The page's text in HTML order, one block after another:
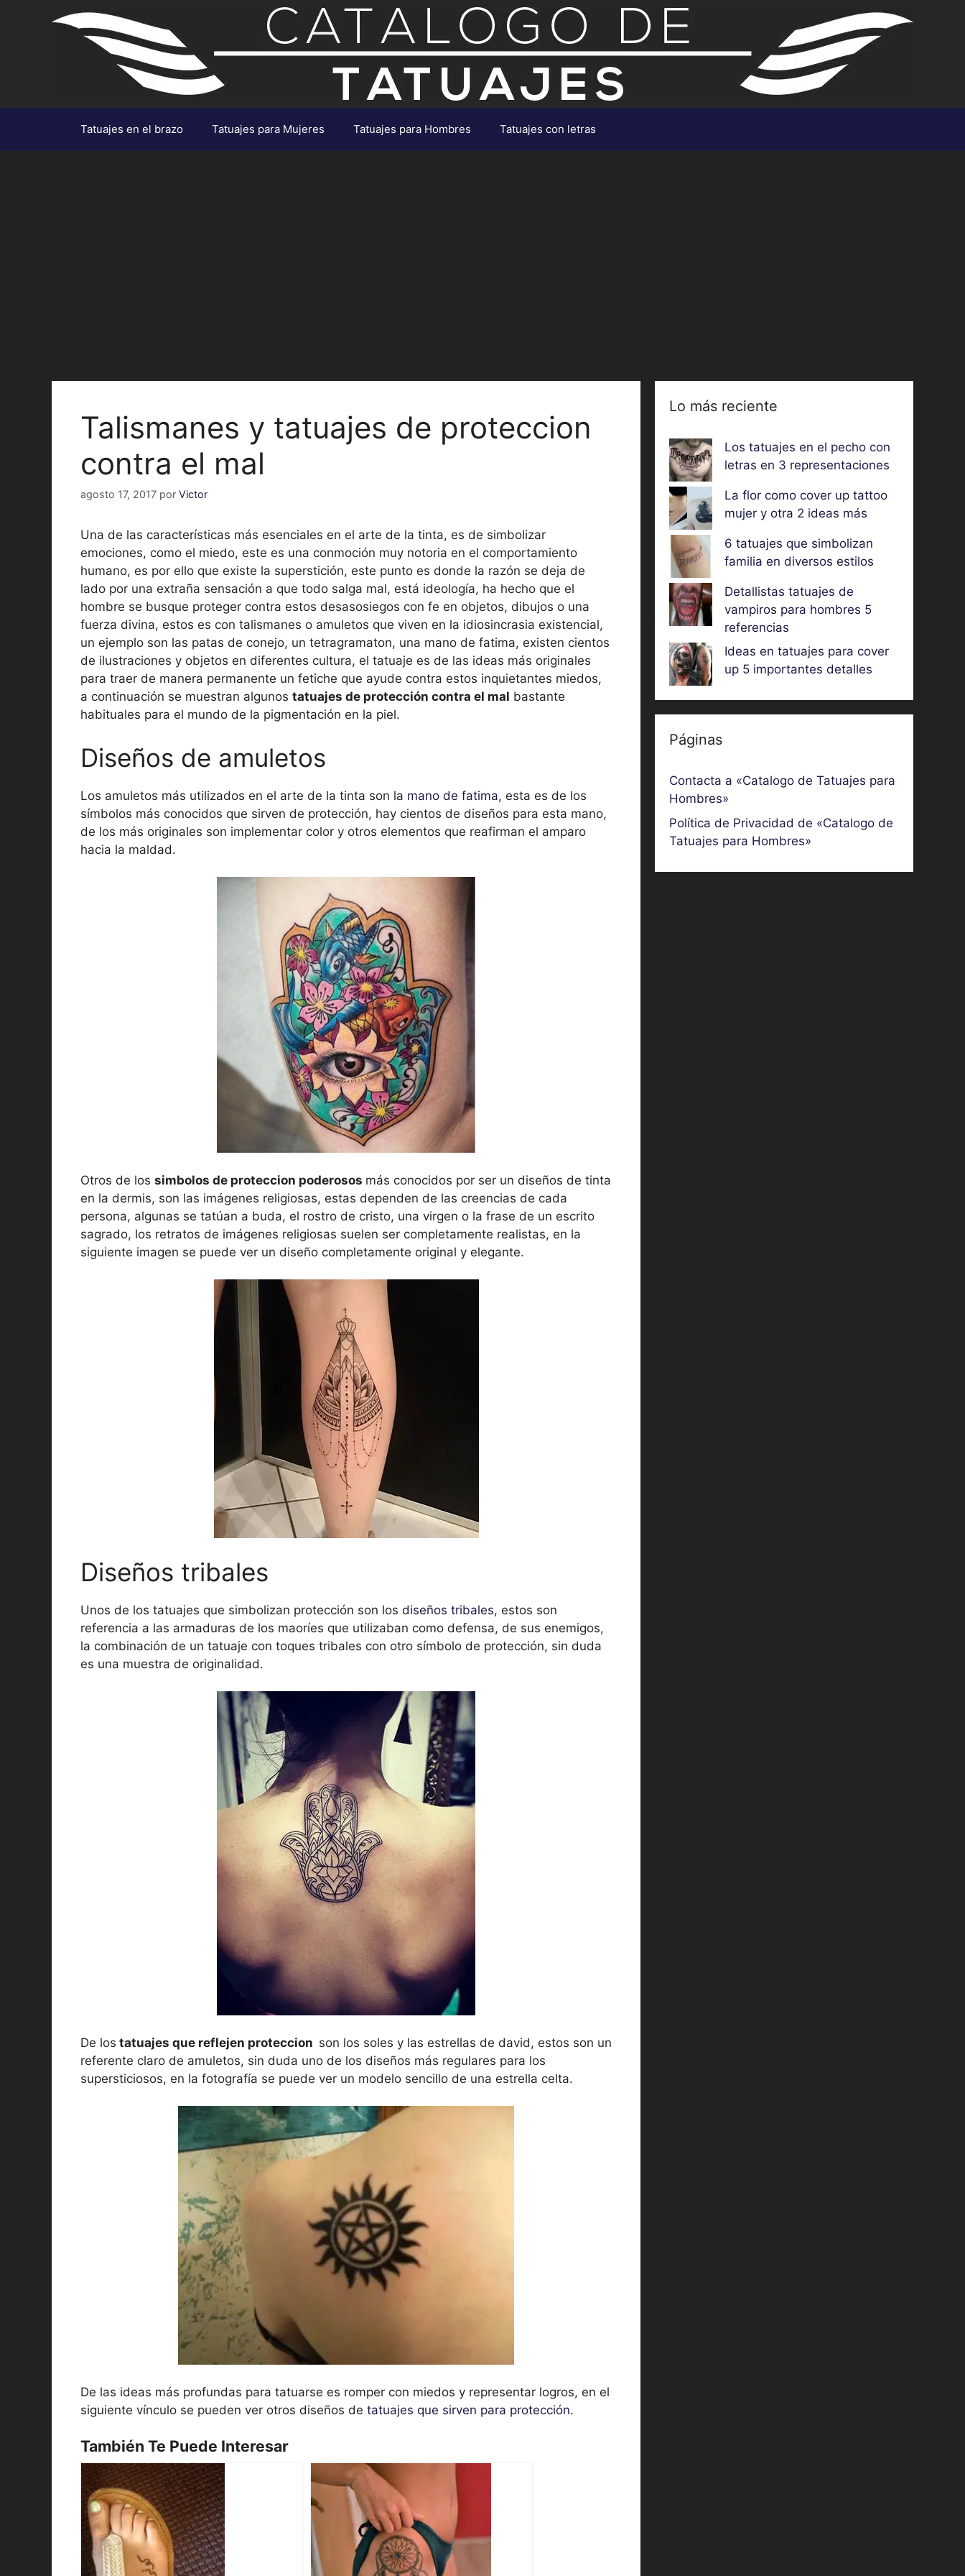
Tatuajes en el brazo Tatuajes para Mujeres Tatuajes para Hombres Tatuajes con letras
Talismanes y tatuajes de proteccion
contra el mal
agosto 17, 2017 por Victor
Una de las características más esenciales en el arte de la tinta, es de simbolizar
emociones, como el miedo, este es una conmoción muy notoria en el comportamiento
humano, es por ello que existe la superstición, este punto es donde la razón se deja de
lado por una extraña sensación a que todo salga mal, está ideología, ha hecho que el
hombre se busque proteger contra estos desasosiegos con fe en objetos, dibujos o una
fuerza divina, estos es con talismanes o amuletos que viven en la idiosincrasia existencial,
un ejemplo son las patas de conejo, un tetragramaton, una mano de fatima, existen cientos
de ilustraciones y objetos en diferentes cultura, el tatuaje es de las ideas más originales
para traer de manera permanente un fetiche que ayude contra estos inquietantes miedos,
a continuación se muestran algunos tatuajes de protección contra el mal bastante
habituales para el mundo de la pigmentación en la piel.
Diseños de amuletos
Los amuletos más utilizados en el arte de la tinta son la mano de fatima, esta es de los
símbolos más conocidos que sirven de protección, hay cientos de diseños para esta mano,
de los más originales son implementar color y otros elementos que reafirman el amparo
hacia la maldad.
Otros de los simbolos de proteccion poderosos más conocidos por ser un diseños de tinta
en la dermis, son las imágenes religiosas, estas dependen de las creencias de cada
persona, algunas se tatúan a buda, el rostro de cristo, una virgen o la frase de un escrito
sagrado, los retratos de imágenes religiosas suelen ser completamente realistas, en la
siguiente imagen se puede ver un diseño completamente original y elegante.
Diseños tribales
Unos de los tatuajes que simbolizan protección son los diseños tribales, estos son
referencia a las armaduras de los maoríes que utilizaban como defensa, de sus enemigos,
la combinación de un tatuaje con toques tribales con otro símbolo de protección, sin duda
es una muestra de originalidad.
De los tatuajes que reflejen proteccion son los soles y las estrellas de david, estos son un
referente claro de amuletos, sin duda uno de los diseños más regulares para los
supersticiosos, en la fotografía se puede ver un modelo sencillo de una estrella celta.
De las ideas más profundas para tatuarse es romper con miedos y representar logros, en el
siguiente vínculo se pueden ver otros diseños de tatuajes que sirven para protección.
También Te Puede Interesar
Lo más reciente
Los tatuajes en el pecho con
letras en 3 representaciones
La flor como cover up tattoo
mujer y otra 2 ideas más
6 tatuajes que simbolizan
familia en diversos estilos
Detallistas tatuajes de
vampiros para hombres 5
referencias
Ideas en tatuajes para cover
up 5 importantes detalles
Páginas
Contacta a «Catalogo de Tatuajes para
Hombres»
Política de Privacidad de «Catalogo de
Tatuajes para Hombres»